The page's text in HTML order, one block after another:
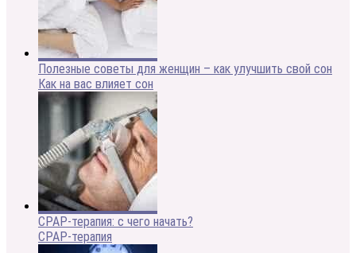
Полезные советы для женщин – как улучшить свой сон
Как на вас влияет сон
CPAP-терапия: с чего начать?
CPAP-терапия